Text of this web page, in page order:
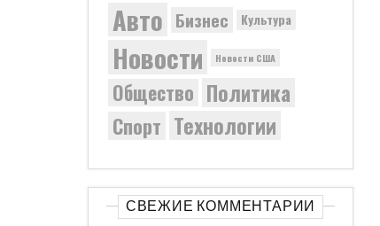
Авто Бизнес Культура
Новости Новости США
Общество Политика
Спорт Технологии
СВЕЖИЕ КОММЕНТАРИИ